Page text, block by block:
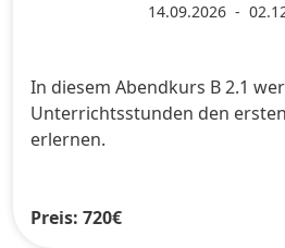
14.09.2026 -
In diesem Abendkurs B 2.1
Unterrichtsstunden den ersten
erlernen.
Preis: 720€